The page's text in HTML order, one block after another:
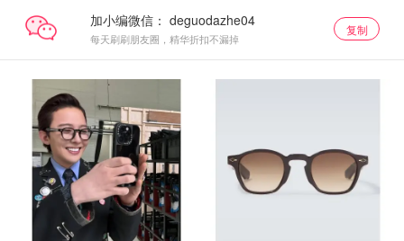
加小编微信：
每天刷刷朋友圈，精华折扣不漏掉
复制